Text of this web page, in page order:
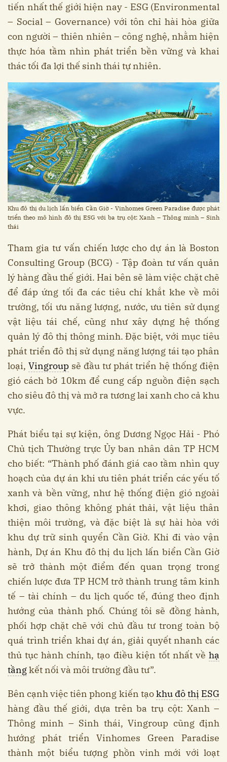
tiến nhất thế giới hiện nay - ESG (Environmental
– Social – Governance) với tôn chỉ hài hòa giữa
con người – thiên nhiên – công nghệ, nhằm hiện
thực hóa tầm nhìn phát triển bền vững và khai
thác tối đa lợi thế sinh thái tự nhiên.
Khu đô thị du lịch lấn biển Cần Giờ - Vinhomes Green Paradise được phát
triển theo mô hình đô thị ESG với ba trụ cột: Xanh – Thông minh – Sinh
thái
Tham gia tư vấn chiến lược cho dự án là Boston
Consulting Group (BCG) - Tập đoàn tư vấn quản
lý hàng đầu thế giới. Hai bên sẽ làm việc chặt chẽ
để đáp ứng tối đa các tiêu chí khắt khe về môi
trường, tối ưu năng lượng, nước, ưu tiên sử dụng
vật liệu tái chế, cũng như xây dựng hệ thống
quản lý đô thị thông minh. Đặc biệt, với mục tiêu
phát triển đô thị sử dụng năng lượng tái tạo phân
loại, Vingroup sẽ đầu tư phát triển hệ thống điện
gió cách bờ 10km để cung cấp nguồn điện sạch
cho siêu đô thị và mở ra tương lai xanh cho cả khu
vực.
Phát biểu tại sự kiện, ông Dương Ngọc Hải - Phó
Chủ tịch Thường trực Ủy ban nhân dân TP HCM
cho biết: “Thành phố đánh giá cao tầm nhìn quy
hoạch của dự án khi ưu tiên phát triển các yếu tố
xanh và bền vững, như hệ thống điện gió ngoài
khơi, giao thông không phát thải, vật liệu thân
thiện môi trường, và đặc biệt là sự hài hòa với
khu dự trữ sinh quyển Cần Giờ. Khi đi vào vận
hành, Dự án Khu đô thị du lịch lấn biển Cần Giờ
sẽ trở thành một điểm đến quan trọng trong
chiến lược đưa TP HCM trở thành trung tâm kinh
tế – tài chính – du lịch quốc tế, đúng theo định
hướng của thành phố. Chúng tôi sẽ đồng hành,
phối hợp chặt chẽ với chủ đầu tư trong toàn bộ
quá trình triển khai dự án, giải quyết nhanh các
thủ tục hành chính, tạo điều kiện tốt nhất về hạ
tầngkết nối và môi trường đầu tư”.
Bên cạnh việc tiên phong kiến tạokhu đô thị ESG
hàng đầu thế giới, dựa trên ba trụ cột: Xanh –
Thông minh – Sinh thái, Vingroup cũng định
hướng phát triển Vinhomes Green Paradise
thành một biểu tượng phồn vinh mới với loạt